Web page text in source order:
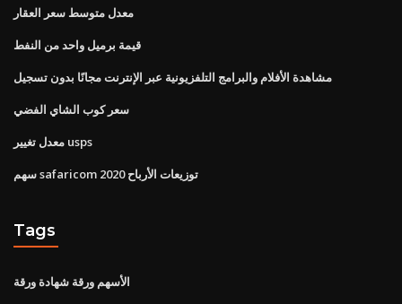
معدل متوسط ​​سعر العقار
قيمة برميل واحد من النفط
مشاهدة الأفلام والبرامج التلفزيونية عبر الإنترنت مجانًا بدون تسجيل
سعر كوب الشاي الفضي
معدل تغيير usps
سهم safaricom توزيعات الأرباح 2020
Tags
الأسهم ورقة شهادة ورقة